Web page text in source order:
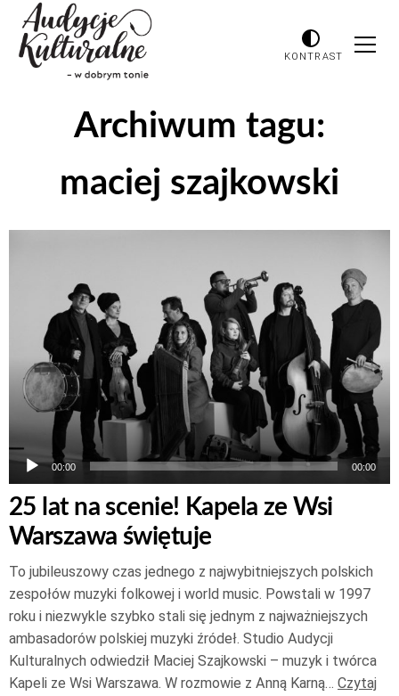
KONTRAST
Archiwum tagu:
maciej szajkowski
dźwiękowych
00:00 00:00
25 lat na scenie! Kapela ze Wsi
Warszawa świętuje
To jubileuszowy czas jednego z najwybitniejszych polskich
zespołów muzyki folkowej i world music. Powstali w 1997
roku i niezwykle szybko stali się jednym z najważniejszych
ambasadorów polskiej muzyki źródeł. Studio Audycji
Kulturalnych odwiedził Maciej Szajkowski – muzyk i twórca
Kapeli ze Wsi Warszawa. W rozmowie z Anną Karną… Czytaj